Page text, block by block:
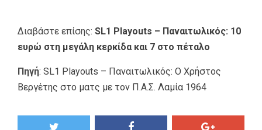
Διαβάστε επίσης: SL1 Playouts – Παναιτωλικός: 10
ευρώ στη μεγάλη κερκίδα και 7 στο πέταλο
Πηγή: SL1 Playouts – Παναιτωλικός: Ο Χρήστος
Βεργέτης στο ματς με τον Π.Α.Σ. Λαμία 1964